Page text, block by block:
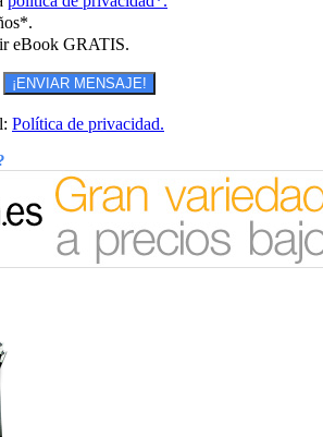
eBook GRATIS.
Política de privacidad.